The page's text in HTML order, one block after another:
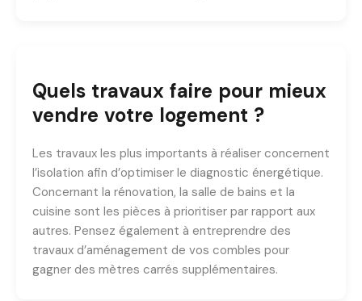
Quels travaux faire pour mieux
vendre votre logement ?
Les travaux les plus importants à réaliser concernent
l’isolation afin d’optimiser le diagnostic énergétique.
Concernant la rénovation, la salle de bains et la
cuisine sont les pièces à prioritiser par rapport aux
autres. Pensez également à entreprendre des
travaux d’aménagement de vos combles pour
gagner des mètres carrés supplémentaires.